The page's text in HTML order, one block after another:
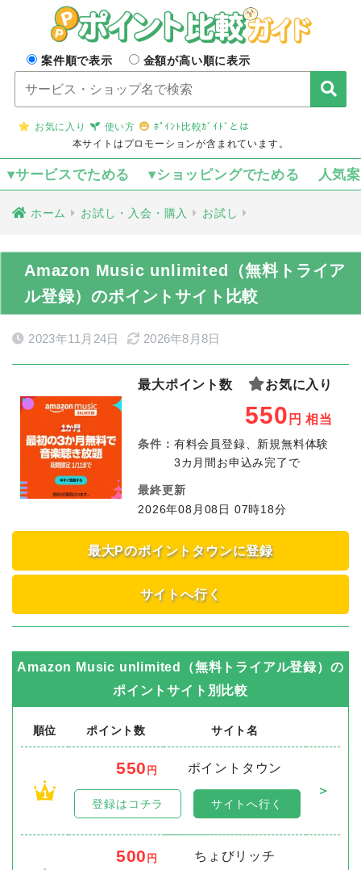
案件順で表示 金額が高い順に表示
お気に入り 使い方
ﾎﾟｲﾝﾄ比較ｶﾞｲﾄﾞとは
本サイトはプロモーションが含まれています。
▾サービスでためる ▾ショッピングでためる 人気
ホーム お試し・入会・購入 お試し
Amazon Music unlimited（無料トライア
ル登録）のポイントサイト比較
2023年11月24日 2026年8月8日
最大ポイント数 お気に入り
550 円 相当
条件： 有料会員登録、新規無料体験
3カ月間お申込み完了で
最終更新
2026年08月08日 07時18分
最大Pのポイントタウンに登録
サイトへ行く
Amazon Music unlimited（無料トライアル登録） の
ポイントサイト別比較
順位 ポイント数 サイト名
1
550 円
ポイントタウン
＞
登録はコチラ サイトへ行く
500 円
ちょびリッチ